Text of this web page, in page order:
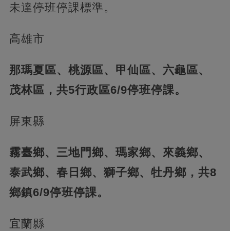
未達停班停課標準。
高雄市
那瑪夏區、桃源區、甲仙區、六龜區、
茂林區，共5行政區6/9停班停課。
屏東縣
霧臺鄉、三地門鄉、瑪家鄉、來義鄉、
泰武鄉、春日鄉、獅子鄉、牡丹鄉，共8
鄉鎮6/9停班停課。
宜蘭縣